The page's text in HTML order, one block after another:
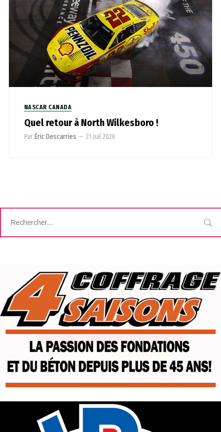
NASCAR CANADA
Quel retour à North Wilkesboro !
ParÉric Descarries — 21 Juil 2026